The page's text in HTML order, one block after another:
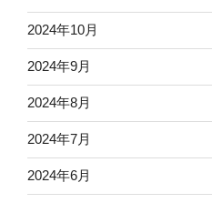
2024年10月
2024年9月
2024年8月
2024年7月
2024年6月